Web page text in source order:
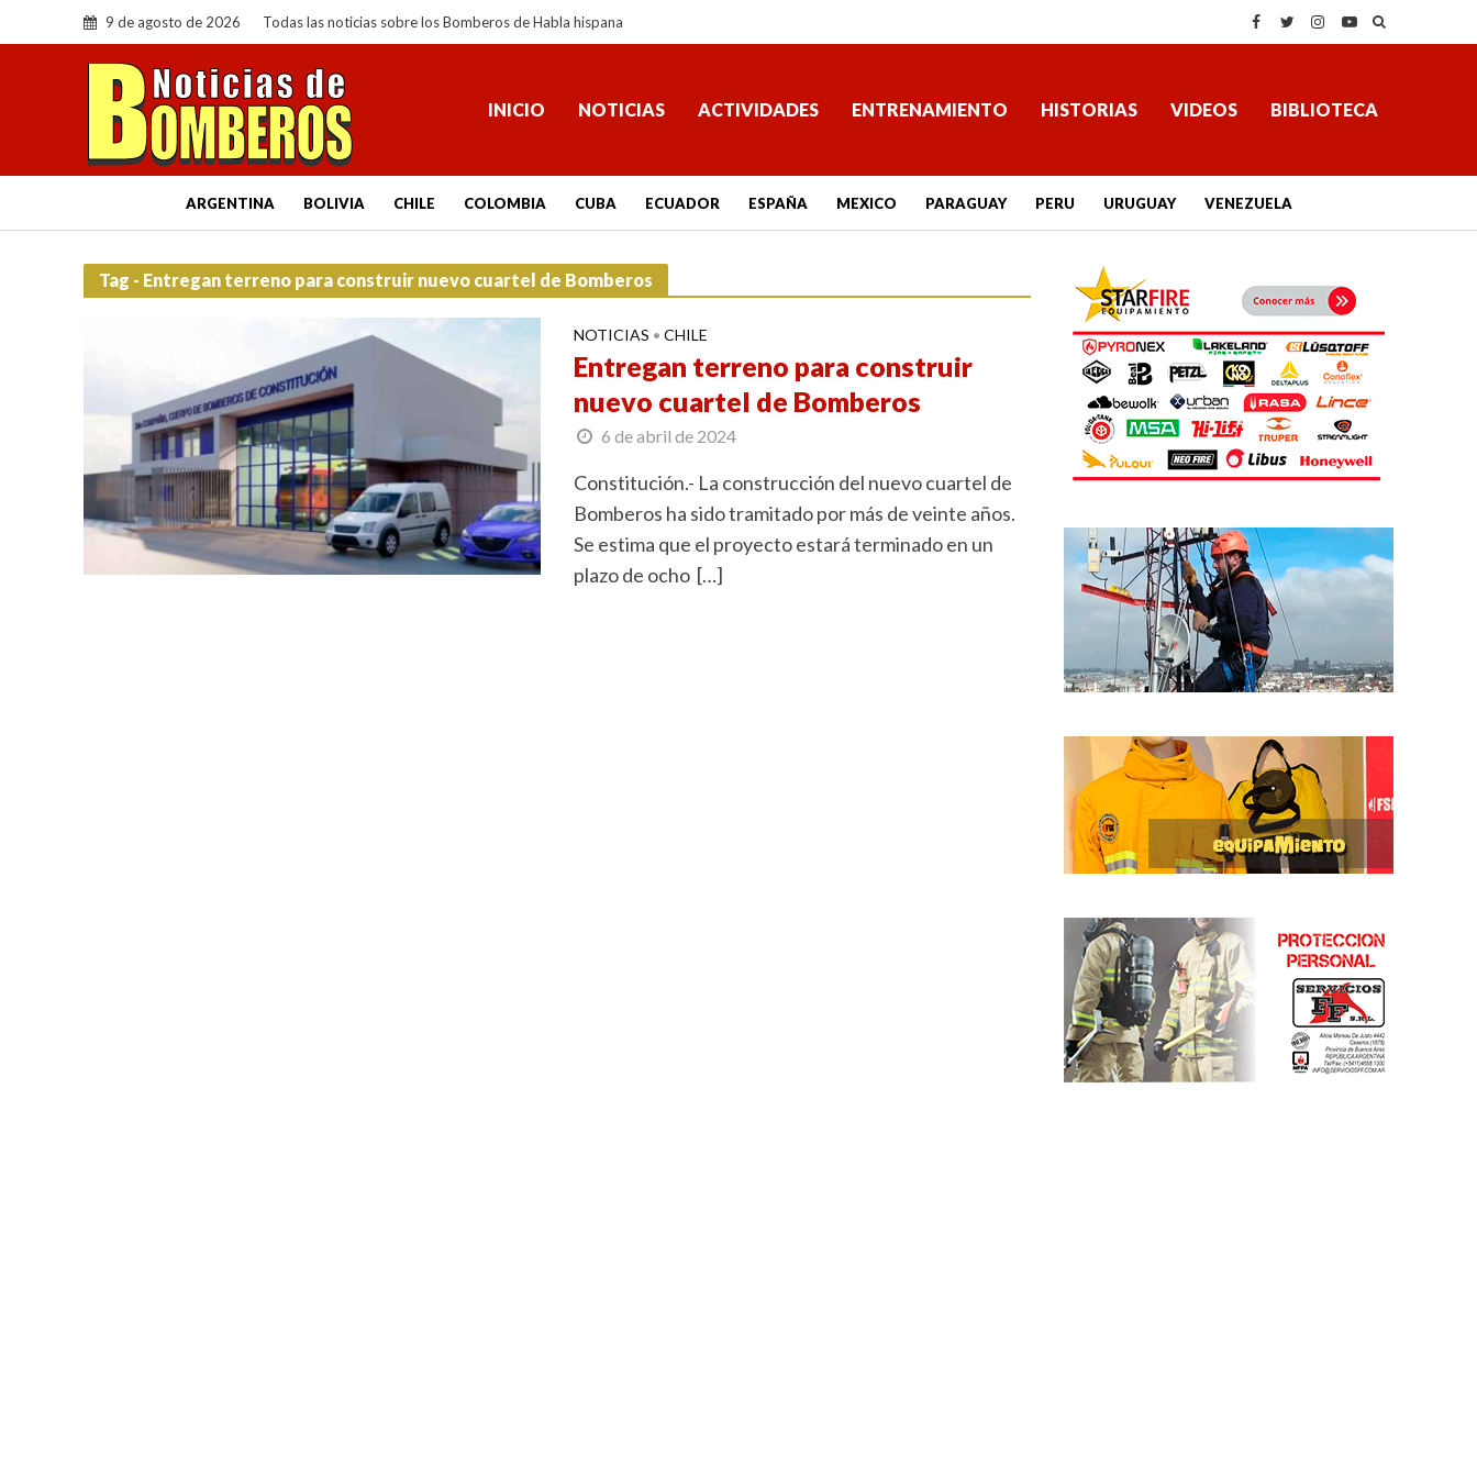
9 de agosto de 2026 Todas las noticias sobre los Bomberos de Habla hispana
INICIO NOTICIAS ACTIVIDADES ENTRENAMIENTO HISTORIAS VIDEOS BIBLIOTECA
ARGENTINA BOLIVIA CHILE COLOMBIA CUBA ECUADOR ESPAÑA MEXICO PARAGUAY PERU URUGUAY VENEZUELA
Tag - Entregan terreno para construir nuevo cuartel de Bomberos
NOTICIAS • CHILE
Entregan terreno para construir
nuevo cuartel de Bomberos
6 de abril de 2024
Constitución.- La construcción del nuevo cuartel de
Bomberos ha sido tramitado por más de veinte años.
Se estima que el proyecto estará terminado en un
plazo de ocho […]